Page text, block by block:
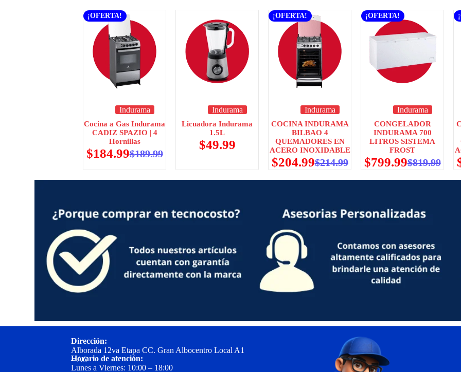
¡OFERTA!
Indurama
Cocina a Gas Indurama
CADIZ SPAZIO | 4
Hornillas
$189.99
$184.99
Indurama
Licuadora Indurama
1.5L
$49.99
¡OFERTA!
Indurama
COCINA INDURAMA
BILBAO 4
QUEMADORES EN
ACERO INOXIDABLE
$214.99
$204.99
¡OFERTA!
Indurama
CONGELADOR
INDURAMA 700
LITROS SISTEMA
FROST
$819.99
$799.99
Dirección:
Alborada 12va Etapa CC. Gran Albocentro Local A1
– A6
Horario de atención:
Lunes a Viernes: 10:00 – 18:00